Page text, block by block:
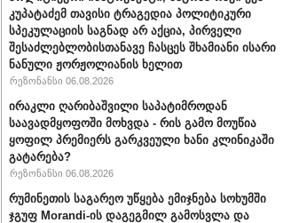
კუპატაძემ თავისი ტრაგედია პოლიტიკური
სპეკულაციის საგნად არ აქცია, პირველი
შესაძლებლობისთანავე ჩასცეს შხამიანი ისარი
ნანული ჟორჟოლიანის ხელით
რეზონანსი 06.08.2026
ირაკლი ღარიბაშვილი საპატიმროდან
საავადმყოფოში მოხვდა - რის გამო მოუწია
ყოფილ პრემიერს გარკვეული ხანი კლინიკაში
გატარება?
რეზონანსი 06.08.2026
რუმინეთის საგარეო უწყება ემიჯნება სოხუმში
ჯგუფ Morandi-ის დაგეგმილ გამოსვლა და